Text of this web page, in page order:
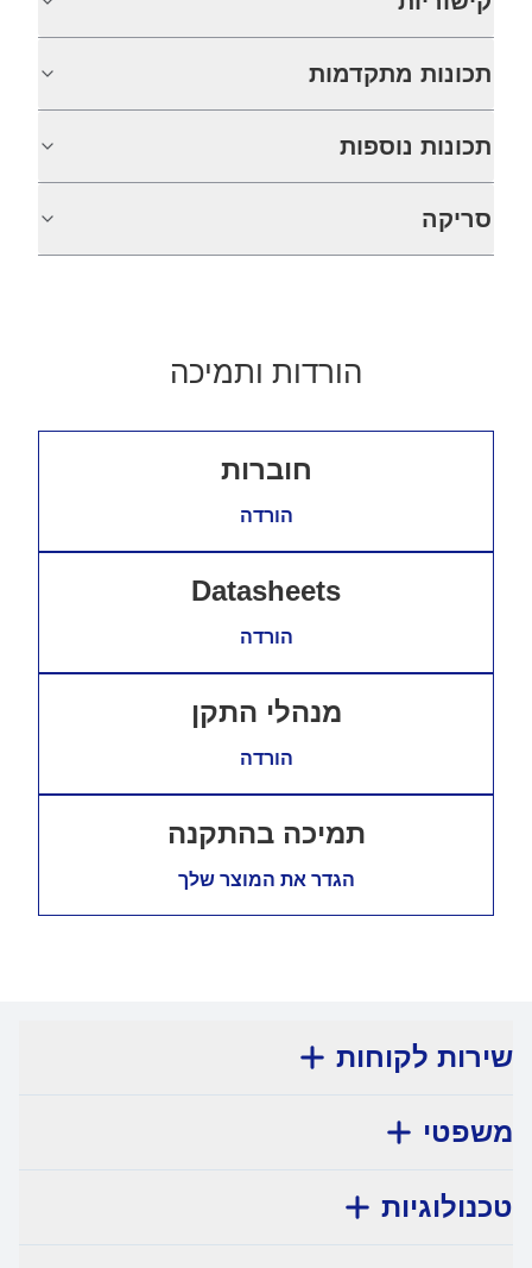
תכונות מתקדמות
תכונות נוספות
סריקה
הורדות ותמיכה
חוברות
הורדה
Datasheets
הורדה
מנהלי התקן
הורדה
תמיכה בהתקנה
הגדר את המוצר שלך
שירות לקוחות
משפטי
טכנולוגיות